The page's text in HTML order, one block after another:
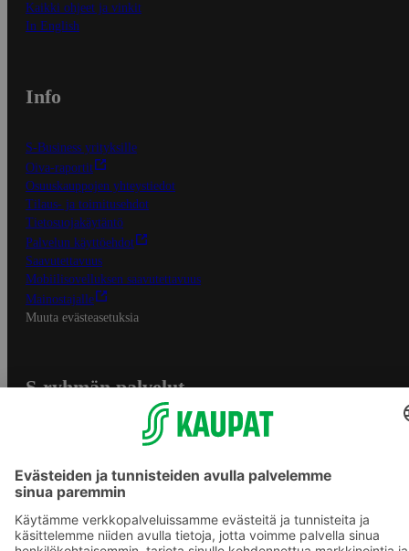
Kaikki ohjeet ja vinkit
In English
Info
S-Business yrityksille
Oiva-raportit
Osuuskauppojen yhteystiedot
Tilaus- ja toimitusehdot
Tietosuojakäytäntö
Palvelun käyttöehdot
Saavutettavuus
Mobiilisovelluksen saavutettavuus
Mainostajalle
Muuta evästeasetuksia
S-ryhmän palvelut
Yhteishyvä Ruoka -sovellus
S-ostoslista -sovellus
Prisma.fi
Sokos.fi